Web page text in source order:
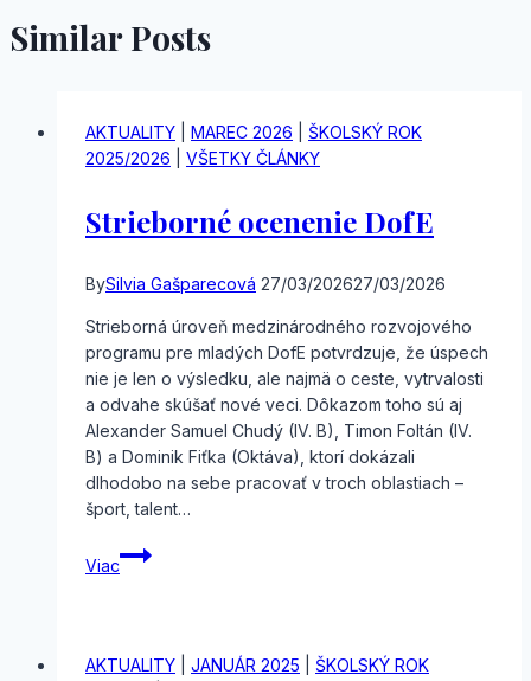
Similar Posts
AKTUALITY MAREC 2026
ŠKOLSKÝ ROK
2025/2026
VŠETKY ČLÁNKY
Strieborné ocenenie DofE
BySilvia Gašparecová 27/03/202627/03/2026
Strieborná úroveň medzinárodného rozvojového
programu pre mladých DofE potvrdzuje, že úspech
nie je len o výsledku, ale najmä o ceste, vytrvalosti
a odvahe skúšať nové veci. Dôkazom toho sú aj
Alexander Samuel Chudý (IV. B), Timon Foltán (IV.
B) a Dominik Fiťka (Oktáva), ktorí dokázali
dlhodobo na sebe pracovať v troch oblastiach –
šport, talent…
Viac
Strieborné
ocenenie
AKTUALITY JANUÁR 2025
ŠKOLSKÝ ROK